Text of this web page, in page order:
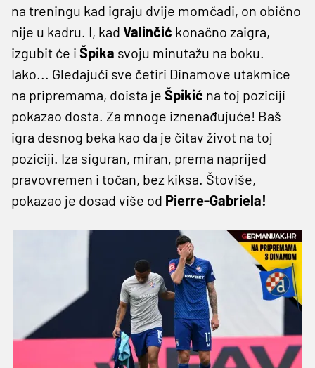
na treningu kad igraju dvije momčadi, on obično
nije u kadru. I, kad Valinčić konačno zaigra,
izgubit će i Špika svoju minutažu na boku.
Iako... Gledajući sve četiri Dinamove utakmice
na pripremama, doista je Špikić na toj poziciji
pokazao dosta. Za mnoge iznenađujuće! Baš
igra desnog beka kao da je čitav život na toj
poziciji. Iza siguran, miran, prema naprijed
pravovremen i točan, bez kiksa. Štoviše,
pokazao je dosad više od Pierre-Gabriela!